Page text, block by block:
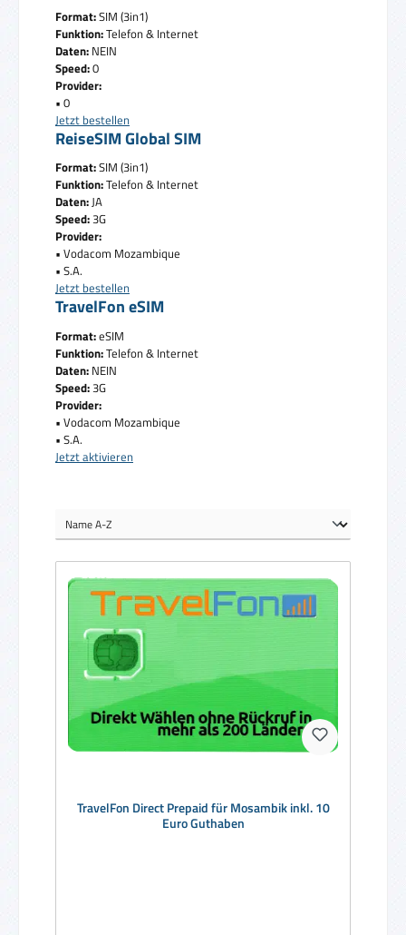
Format:SIM (3in1)
Funktion:Telefon & Internet
Daten: NEIN
Speed:0
Provider:
• 0
Jetzt bestellen
ReiseSIM Global SIM
Format:SIM (3in1)
Funktion:Telefon & Internet
Daten:JA
Speed:3G
Provider:
• Vodacom Mozambique
• S.A.
Jetzt bestellen
TravelFon eSIM
Format:eSIM
Funktion:Telefon & Internet
Daten: NEIN
Speed:3G
Provider:
• Vodacom Mozambique
• S.A.
Jetzt aktivieren
TravelFon Direct Prepaid für Mosambik inkl. 10
Euro Guthaben